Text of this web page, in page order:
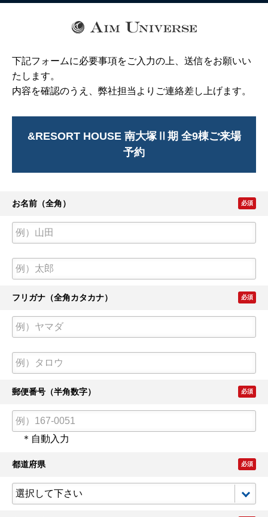
下記フォームに必要事項をご入力の上、送信をお願いい
たします。
内容を確認のうえ、弊社担当よりご連絡差し上げます。
&RESORT HOUSE 南大塚Ⅱ期 全9棟ご来場
予約
必須
お名前（全角）
必須
フリガナ（全角カタカナ）
必須
郵便番号（半角数字）
＊自動入力
必須
都道府県